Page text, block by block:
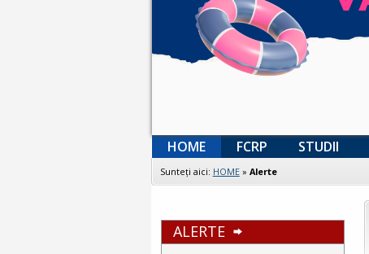
HOME FCRP STUDII
Sunteţi aici: HOME» Alerte
ALERTE